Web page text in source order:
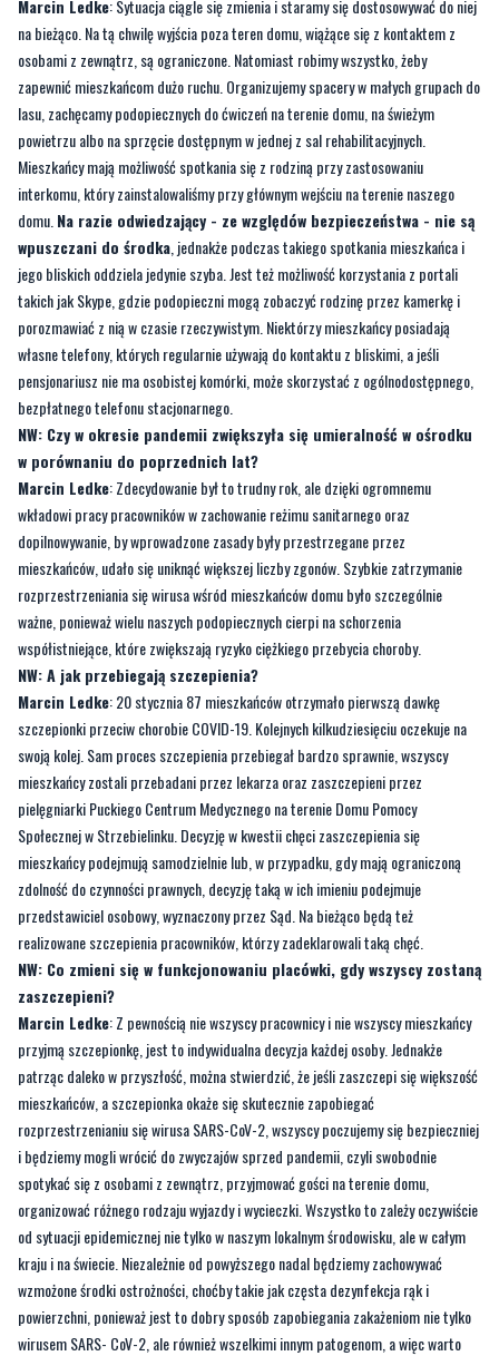
Marcin Ledke: Sytuacja ciągle się zmienia i staramy się dostosowywać do niej
na bieżąco. Na tą chwilę wyjścia poza teren domu, wiążące się z kontaktem z
osobami z zewnątrz, są ograniczone. Natomiast robimy wszystko, żeby
zapewnić mieszkańcom dużo ruchu. Organizujemy spacery w małych grupach do
lasu, zachęcamy podopiecznych do ćwiczeń na terenie domu, na świeżym
powietrzu albo na sprzęcie dostępnym w jednej z sal rehabilitacyjnych.
Mieszkańcy mają możliwość spotkania się z rodziną przy zastosowaniu
interkomu, który zainstalowaliśmy przy głównym wejściu na terenie naszego
domu. Na razie odwiedzający - ze względów bezpieczeństwa - nie są
wpuszczani do środka , jednakże podczas takiego spotkania mieszkańca i
jego bliskich oddziela jedynie szyba. Jest też możliwość korzystania z portali
takich jak Skype, gdzie podopieczni mogą zobaczyć rodzinę przez kamerkę i
porozmawiać z nią w czasie rzeczywistym. Niektórzy mieszkańcy posiadają
własne telefony, których regularnie używają do kontaktu z bliskimi, a jeśli
pensjonariusz nie ma osobistej komórki, może skorzystać z ogólnodostępnego,
bezpłatnego telefonu stacjonarnego.
NW: Czy w okresie pandemii zwiększyła się umieralność w ośrodku
w porównaniu do poprzednich lat?
Marcin Ledke: Zdecydowanie był to trudny rok, ale dzięki ogromnemu
wkładowi pracy pracowników w zachowanie reżimu sanitarnego oraz
dopilnowywanie, by wprowadzone zasady były przestrzegane przez
mieszkańców, udało się uniknąć większej liczby zgonów. Szybkie zatrzymanie
rozprzestrzeniania się wirusa wśród mieszkańców domu było szczególnie
ważne, ponieważ wielu naszych podopiecznych cierpi na schorzenia
współistniejące, które zwiększają ryzyko ciężkiego przebycia choroby.
NW: A jak przebiegają szczepienia?
Marcin Ledke: 20 stycznia 87 mieszkańców otrzymało pierwszą dawkę
szczepionki przeciw chorobie COVID-19. Kolejnych kilkudziesięciu oczekuje na
swoją kolej. Sam proces szczepienia przebiegał bardzo sprawnie, wszyscy
mieszkańcy zostali przebadani przez lekarza oraz zaszczepieni przez
pielęgniarki Puckiego Centrum Medycznego na terenie Domu Pomocy
Społecznej w Strzebielinku. Decyzję w kwestii chęci zaszczepienia się
mieszkańcy podejmują samodzielnie lub, w przypadku, gdy mają ograniczoną
zdolność do czynności prawnych, decyzję taką w ich imieniu podejmuje
przedstawiciel osobowy, wyznaczony przez Sąd. Na bieżąco będą też
realizowane szczepienia pracowników, którzy zadeklarowali taką chęć.
NW: Co zmieni się w funkcjonowaniu placówki, gdy wszyscy zostaną
zaszczepieni?
Marcin Ledke: Z pewnością nie wszyscy pracownicy i nie wszyscy mieszkańcy
przyjmą szczepionkę, jest to indywidualna decyzja każdej osoby. Jednakże
patrząc daleko w przyszłość, można stwierdzić, że jeśli zaszczepi się większość
mieszkańców, a szczepionka okaże się skutecznie zapobiegać
rozprzestrzenianiu się wirusa SARS-CoV-2, wszyscy poczujemy się bezpieczniej
i będziemy mogli wrócić do zwyczajów sprzed pandemii, czyli swobodnie
spotykać się z osobami z zewnątrz, przyjmować gości na terenie domu,
organizować różnego rodzaju wyjazdy i wycieczki. Wszystko to zależy oczywiście
od sytuacji epidemicznej nie tylko w naszym lokalnym środowisku, ale w całym
kraju i na świecie. Niezależnie od powyższego nadal będziemy zachowywać
wzmożone środki ostrożności, choćby takie jak częsta dezynfekcja rąk i
powierzchni, ponieważ jest to dobry sposób zapobiegania zakażeniom nie tylko
wirusem SARS- CoV-2, ale również wszelkimi innym patogenom, a więc warto